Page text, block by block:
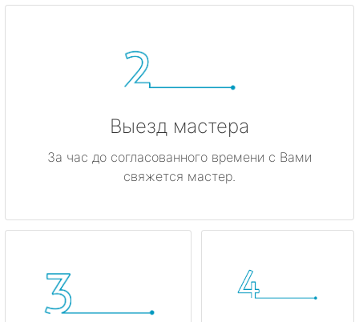
Выезд мастера
За час до согласованного времени с Вами
свяжется мастер.